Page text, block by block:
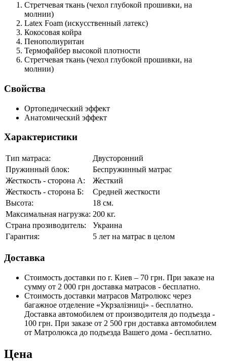
Стретчевая ткань (чехол глубокой прошивки, на
молнии)
Latex Foam (искусственный латекс)
Кокосовая койра
Пенополиуритан
Термофайбер высокой плотности
Стретчевая ткань (чехол глубокой прошивки, на
молнии)
Свойства
Ортопедический эффект
Анатомический эффект
Характеристики
Тип матраса:
Двусторонний
Пружинный блок:
Беспружинный матрас
Жесткость - сторона А:
Жесткий
Жесткость - сторона Б:
Средней жесткости
Высота:
18 см.
Максимальная нагрузка: 200 кг.
Страна прозиводитель:
Украина
Гарантия:
5 лет на матрас в целом
Доставка
Стоимость доставки по г. Киев – 70 грн. При заказе на
сумму от 2 000 грн доставка матрасов - бесплатно.
Стоимость доставки матрасов Матролюкс через
багажное отделение «Укрзалізниці» - бесплатно.
Доставка автомобилем от производителя до подъезда -
100 грн. При заказе от 2 500 грн доставка автомобилем
от Матролюкса до подъезда Вашего дома - бесплатно.
Цена